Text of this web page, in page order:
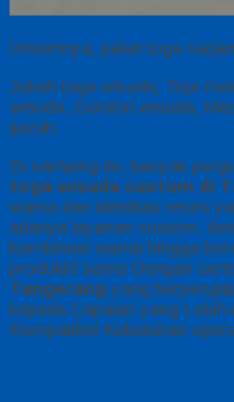
Umumnya, paket toga
Jubah toga wisuda, Topi
wisuda, Gordon wisuda,
ijazah.
Di samping itu, banyak
toga wisuda custom di
warna dan identitas resmi
adanya layanan custom,
kombinasi warna hingga
produktif sama Dengan
Tangerangyang
kepada Capaian yang Lebih
Kompatibel Kebutuhan